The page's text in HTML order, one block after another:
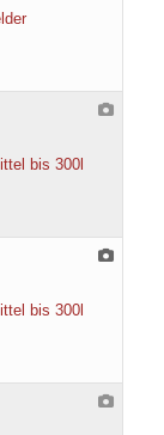
bis 300l
bis 300l